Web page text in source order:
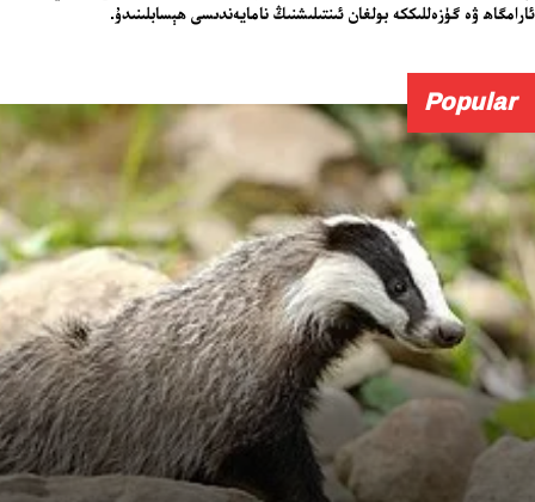
ئارامگاھ ۋە گۈزەللىككە بولغان ئىنتىلىشنىڭ نامايەندىسى ھېسابلىنىدۇ.
Popular